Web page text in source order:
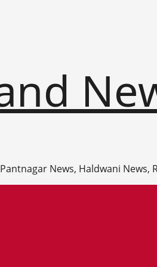
News, Haldwani News,